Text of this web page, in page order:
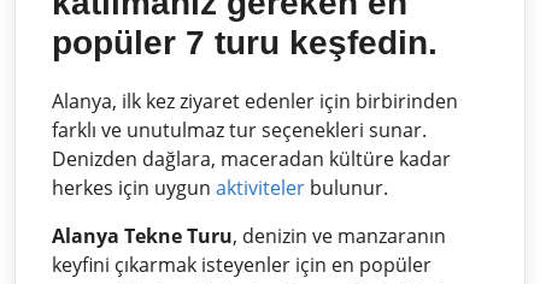
popüler 7 turu keşfedin.
Alanya, ilk kez ziyaret edenler için birbirinden
farklı ve unutulmaz tur seçenekleri sunar.
Denizden dağlara, maceradan kültüre kadar
herkes için uygun aktiviteler bulunur.
Alanya Tekne Turu, denizin ve manzaranın
keyfini çıkarmak isteyenler için en popüler